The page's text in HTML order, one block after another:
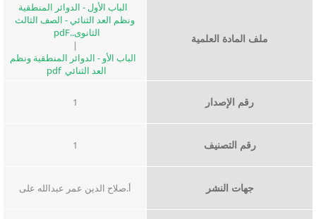
ملف المادة العلمية
الباب الأول - الدوائر المنطقية
ونظم العد الثنائي - الصف الثالث
الثانوى..pdF
|
الباب الأو - الدوائر المنطقية ونظم
العد الثنائي pdf
رقم الإصدار 1
رقم التصنيف 1
جهات النشر أ.صلاح الدين عمر عبدالله على